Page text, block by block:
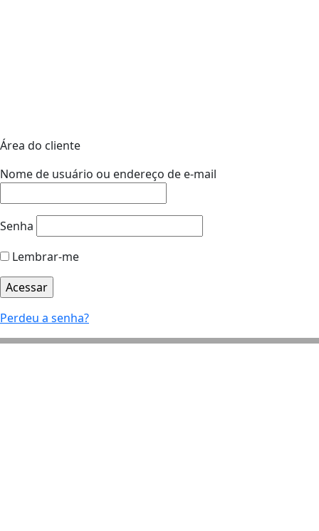
Área do cliente
Nome de usuário ou endereço de e-mail
Senha
Lembrar-me
Perdeu a senha?